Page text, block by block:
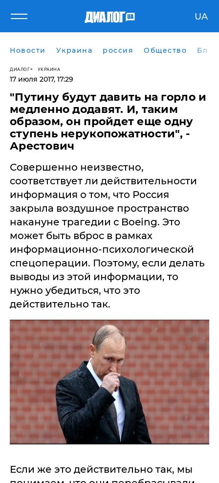
UA
Новости Украина россия Общество
ДИАЛОГ УКРАИНА
17 июля 2017, 17:29
"Путину будут давить на горло и
медленно додавят. И, таким
образом, он пройдет еще одну
ступень нерукопожатности", -
Арестович
Совершенно неизвестно,
соответствует ли действительности
информация о том, что Россия
закрыла воздушное пространство
накануне трагедии с Boeing. Это
может быть вброс в рамках
информационно-психологической
спецоперации. Поэтому, если делать
выводы из этой информации, то
нужно убедиться, что это
действительно так.
Если же это действительно так, мы